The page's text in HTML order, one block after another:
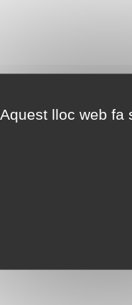
Aquest lloc web fa